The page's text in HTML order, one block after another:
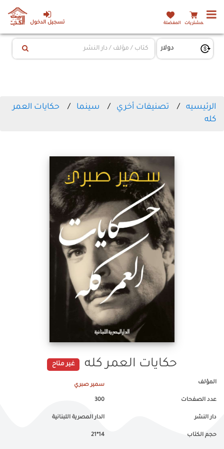
تسجيل الدخول المشتريات المفضلة
الرئيسيه تصنيفات أخري سينما
حكايات العمر
كله
حكايات العمر كله غير متاح
المؤلف سمير صبري
عدد الصفحات 300
دار النشر الدار المصرية اللبنانية
حجم الكتاب 14*21